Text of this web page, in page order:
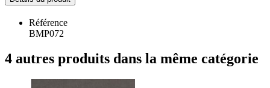
Référence
BMP072
4 autres produits dans la même catégorie